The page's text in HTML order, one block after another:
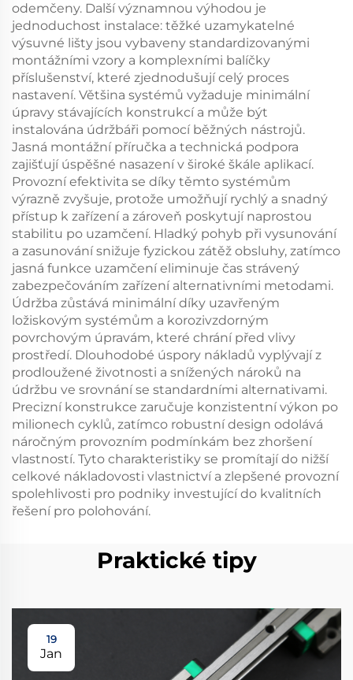
odemčeny. Další významnou výhodou je
jednoduchost instalace: těžké uzamykatelné
výsuvné lišty jsou vybaveny standardizovanými
montážními vzory a komplexními balíčky
příslušenství, které zjednodušují celý proces
nastavení. Většina systémů vyžaduje minimální
úpravy stávajících konstrukcí a může být
instalována údržbáři pomocí běžných nástrojů.
Jasná montážní příručka a technická podpora
zajišťují úspěšné nasazení v široké škále aplikací.
Provozní efektivita se díky těmto systémům
výrazně zvyšuje, protože umožňují rychlý a snadný
přístup k zařízení a zároveň poskytují naprostou
stabilitu po uzamčení. Hladký pohyb při vysunování
a zasunování snižuje fyzickou zátěž obsluhy, zatímco
jasná funkce uzamčení eliminuje čas strávený
zabezpečováním zařízení alternativními metodami.
Údržba zůstává minimální díky uzavřeným
ložiskovým systémům a korozivzdorným
povrchovým úpravám, které chrání před vlivy
prostředí. Dlouhodobé úspory nákladů vyplývají z
prodloužené životnosti a snížených nároků na
údržbu ve srovnání se standardními alternativami.
Precizní konstrukce zaručuje konzistentní výkon po
milionech cyklů, zatímco robustní design odolává
náročným provozním podmínkám bez zhoršení
vlastností. Tyto charakteristiky se promítají do nižší
celkové nákladovosti vlastnictví a zlepšené provozní
spolehlivosti pro podniky investující do kvalitních
řešení pro polohování.
Praktické tipy
19
Jan